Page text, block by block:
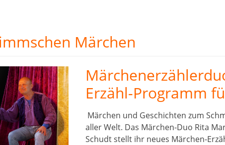
Märchen
Erzähl-Programm
Märchen und Geschichten zum
aller Welt. Das Märchen-Duo Rita
Schudt stellt ihr neues Märchen-